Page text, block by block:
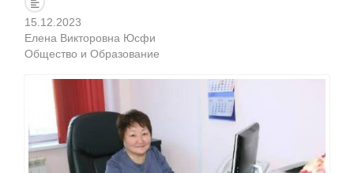
15.12.2023
Елена Викторовна Юсфи
Общество и Образование